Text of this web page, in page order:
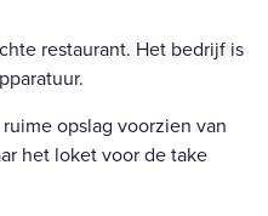
restaurant. Het bedrijf is
opslag voorzien van
het loket voor de take